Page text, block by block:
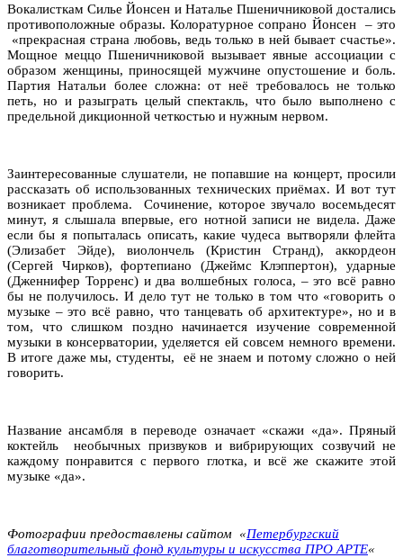
Вокалисткам Силье Йонсен и Наталье Пшеничниковой достались
противоположные образы. Колоратурное сопрано Йонсен – это
«прекрасная страна любовь, ведь только в ней бывает счастье».
Мощное меццо Пшеничниковой вызывает явные ассоциации с
образом женщины, приносящей мужчине опустошение и боль.
Партия Натальи более сложна: от неё требовалось не только
петь, но и разыграть целый спектакль, что было выполнено с
предельной дикционной четкостью и нужным нервом.
Заинтересованные слушатели, не попавшие на концерт, просили
рассказать об использованных технических приёмах. И вот тут
возникает проблема. Сочинение, которое звучало восемьдесят
минут, я слышала впервые, его нотной записи не видела. Даже
если бы я попыталась описать, какие чудеса вытворяли флейта
(Элизабет Эйде), виолончель (Кристин Странд), аккордеон
(Сергей Чирков), фортепиано (Джеймс Клэппертон), ударные
(Дженнифер Торренс) и два волшебных голоса, – это всё равно
бы не получилось. И дело тут не только в том что «говорить о
музыке – это всё равно, что танцевать об архитектуре», но и в
том, что слишком поздно начинается изучение современной
музыки в консерватории, уделяется ей совсем немного времени.
В итоге даже мы, студенты, её не знаем и потому сложно о ней
говорить.
Название ансамбля в переводе означает «скажи «да». Пряный
коктейль необычных призвуков и вибрирующих созвучий не
каждому понравится с первого глотка, и всё же скажите этой
музыке «да».
Фотографии предоставлены сайтом «Петербургский
благотворительный фонд культуры и искусства ПРО АРТЕ«